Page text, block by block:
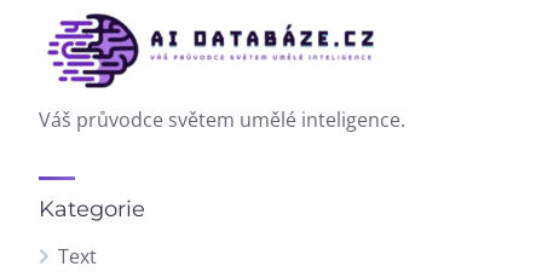
Váš průvodce světem umělé inteligence.
Kategorie
Text